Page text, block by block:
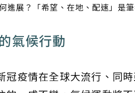
進展？「希望、在地、配速」是
氣候行動
冠疫情在全球大流行、同